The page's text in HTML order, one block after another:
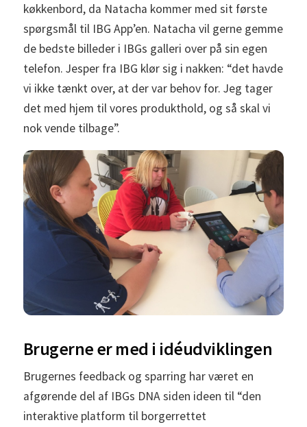
køkkenbord, da Natacha kommer med sit første
spørgsmål til IBG App’en. Natacha vil gerne gemme
de bedste billeder i IBGs galleri over på sin egen
telefon. Jesper fra IBG klør sig i nakken: “det havde
vi ikke tænkt over, at der var behov for. Jeg tager
det med hjem til vores produkthold, og så skal vi
nok vende tilbage”.
Brugerne er med i idéudviklingen
Brugernes feedback og sparring har været en
afgørende del af IBGs DNA siden ideen til “den
interaktive platform til borgerrettet